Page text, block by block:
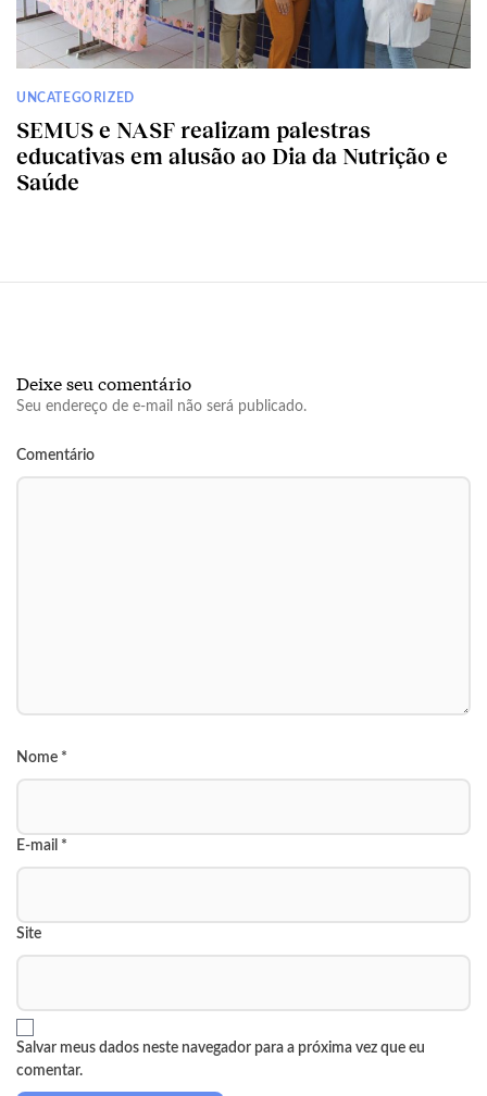
UNCATEGORIZED
SEMUS e NASF realizam palestras
educativas em alusão ao Dia da Nutrição e
Saúde
Deixe seu comentário
Seu endereço de e-mail não será publicado.
Comentário
Nome *
E-mail *
Site
Salvar meus dados neste navegador para a próxima vez que eu
comentar.